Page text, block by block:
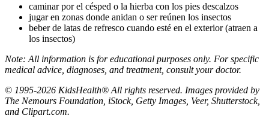
caminar por el césped o la hierba con los pies descalzos
jugar en zonas donde anidan o ser reúnen los insectos
beber de latas de refresco cuando esté en el exterior (atraen a
los insectos)
Note: All information is for educational purposes only. For specific
medical advice, diagnoses, and treatment, consult your doctor.
© 1995-2026 KidsHealth® All rights reserved. Images provided by
The Nemours Foundation, iStock, Getty Images, Veer, Shutterstock,
and Clipart.com.